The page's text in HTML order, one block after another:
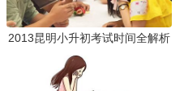
2013昆明小升初考试时间全解析